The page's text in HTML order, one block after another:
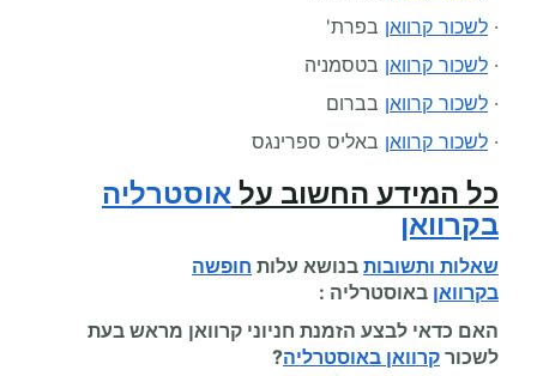
· לשכור קרוואן בפרת'
· לשכור קרוואן בטסמניה
· לשכור קרוואן בברום
· לשכור קרוואן באליס ספרינגס
כל המידע החשוב על אוסטרליה
בקרוואן
שאלות ותשובות בנושא עלות חופשה
בקרוואן באוסטרליה :
האם כדאי לבצע הזמנת חניוני קרוואן מראש בעת
לשכור קרוואן באוסטרליה?